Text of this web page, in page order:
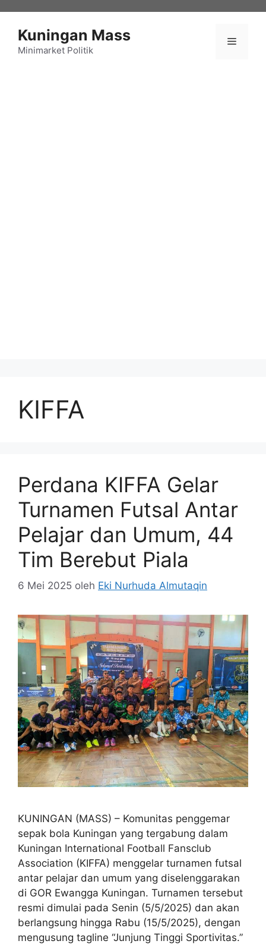
Kuningan Mass
Minimarket Politik
Menu
KIFFA
Perdana KIFFA Gelar
Turnamen Futsal Antar
Pelajar dan Umum, 44
Tim Berebut Piala
6 Mei 2025 oleh Eki Nurhuda Almutaqin
KUNINGAN (MASS) – Komunitas penggemar
sepak bola Kuningan yang tergabung dalam
Kuningan International Football Fansclub
Association (KIFFA) menggelar turnamen futsal
antar pelajar dan umum yang diselenggarakan
di GOR Ewangga Kuningan. Turnamen tersebut
resmi dimulai pada Senin (5/5/2025) dan akan
berlangsung hingga Rabu (15/5/2025), dengan
mengusung tagline “Junjung Tinggi Sportivitas.”